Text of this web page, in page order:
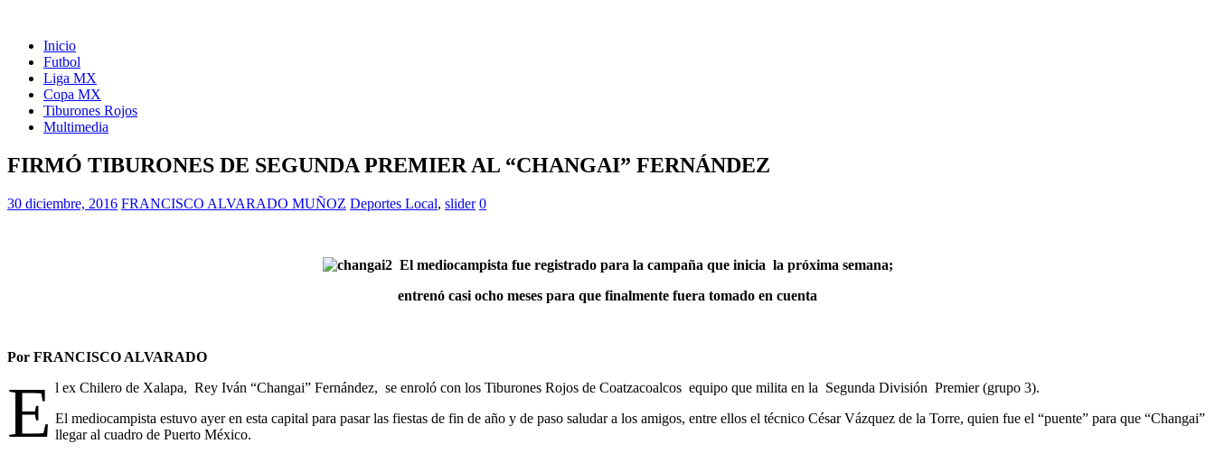
Inicio
Futbol
Liga MX
Copa MX
Tiburones Rojos
Multimedia
FIRMÓ TIBURONES DE SEGUNDA PREMIER AL “CHANGAI” FERNÁNDEZ
30 diciembre, 2016 FRANCISCO ALVARADO MUÑOZ Deportes Local, slider 0
El mediocampista fue registrado para la campaña que inicia la próxima semana;
entrenó casi ocho meses para que finalmente fuera tomado en cuenta
Por FRANCISCO ALVARADO
E l ex Chilero de Xalapa, Rey Iván “Changai” Fernández, se enroló con los Tiburones Rojos de Coatzacoalcos equipo que milita en la Segunda División Premier (grupo 3).
El mediocampista estuvo ayer en esta capital para pasar las fiestas de fin de año y de paso saludar a los amigos, entre ellos el técnico César Vázquez de la Torre, quien fue el “puente” para que “Changai”
llegar al cuadro de Puerto México.